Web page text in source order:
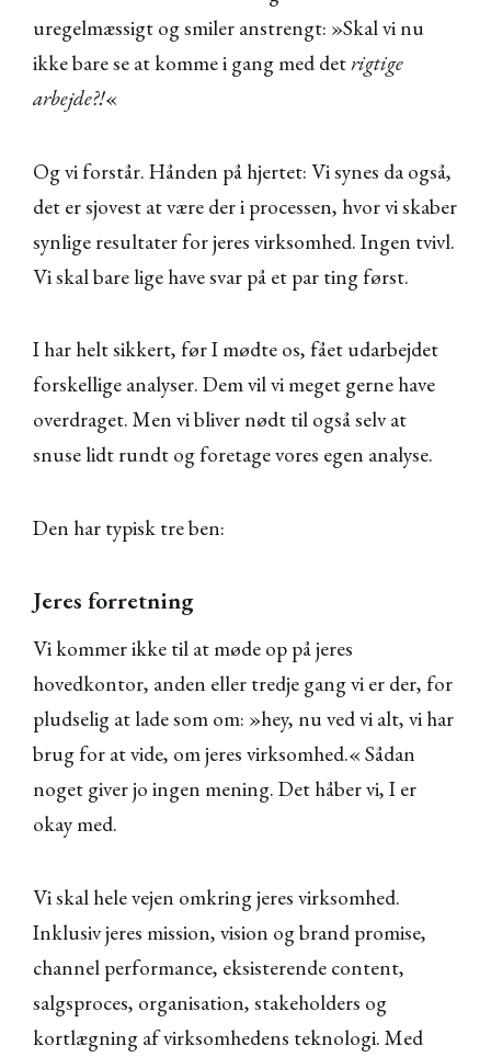
uregelmæssigt og smiler anstrengt: »Skal vi nu
ikke bare se at komme i gang med detrigtige
arbejde?!«
Og vi forstår. Hånden på hjertet: Vi synes da også,
det er sjovest at være der i processen, hvor vi skaber
synlige resultater for jeres virksomhed. Ingen tvivl.
Vi skal bare lige have svar på et par ting først.
I har helt sikkert, før I mødte os, fået udarbejdet
forskellige analyser. Dem vil vi meget gerne have
overdraget. Men vi bliver nødt til også selv at
snuse lidt rundt og foretage vores egen analyse.
Den har typisk tre ben:
Jeres forretning
Vi kommer ikke til at møde op på jeres
hovedkontor, anden eller tredje gang vi er der, for
pludselig at lade som om: »hey, nu ved vi alt, vi har
brug for at vide, om jeres virksomhed.« Sådan
noget giver jo ingen mening. Det håber vi, I er
okay med.
Vi skal hele vejen omkring jeres virksomhed.
Inklusiv jeres mission, vision og brand promise,
channel performance, eksisterende content,
salgsproces, organisation, stakeholders og
kortlægning af virksomhedens teknologi. Med